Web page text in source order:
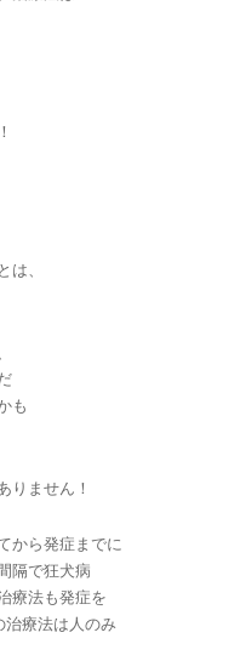
は、
も
りません！
から発症までに
隔で狂犬病
療法も発症を
治療法は人のみ